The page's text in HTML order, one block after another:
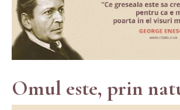
Omul este, prin